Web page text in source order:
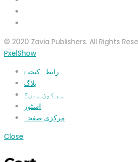
© 2020 Zavia Publishers. All Rights
PxelShow
رابطہ کیجیۓ
بلاگ
ہم کون ہیں؟
اسٹور
مرکزی صفحہ
Close